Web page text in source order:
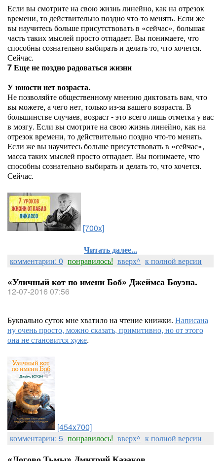
Если вы смотрите на свою жизнь линейно, как на отрезок
времени, то действительно поздно что-то менять. Если же
вы научитесь больше присутствовать в «сейчас», большая
часть таких мыслей просто отпадает. Вы понимаете, что
способны сознательно выбирать и делать то, что хочется.
Сейчас.
7 Еще не поздно радоваться жизни
У юности нет возраста.
Не позволяйте общественному мнению диктовать вам, что
вы можете, а чего нет, только из-за вашего возраста. В
большинстве случаев, возраст - это всего лишь отметка у вас
в мозгу. Если вы смотрите на свою жизнь линейно, как на
отрезок времени, то действительно поздно что-то менять.
Если же вы научитесь больше присутствовать в «сейчас»,
масса таких мыслей просто отпадает. Вы понимаете, что
способны сознательно выбирать и делать то, что хочется.
Сейчас.
[700x]
Читать далее...
комментарии: 0 понравилось! вверх^ к полной версии
«Уличный кот по имени Боб» Джеймса Боуэна.
12-07-2016 07:56
Буквально суток мне хватило на чтение книжки. Написана
ну очень просто, можно сказать, примитивно, но от этого
она не становится хуже.
[454x700]
комментарии: 5 понравилось! вверх^ к полной версии